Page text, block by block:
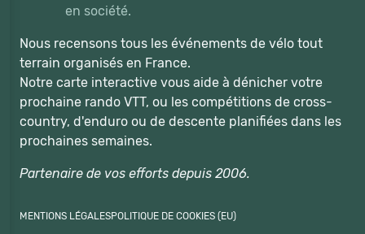
en société.
Nous recensons tous les événements de vélo tout
terrain organisés en France.
Notre carte interactive vous aide à dénicher votre
prochaine rando VTT, ou les compétitions de cross-
country, d'enduro ou de descente planifiées dans les
prochaines semaines.
Partenaire de vos efforts depuis 2006.
MENTIONS LÉGALESPOLITIQUE DE COOKIES (EU)